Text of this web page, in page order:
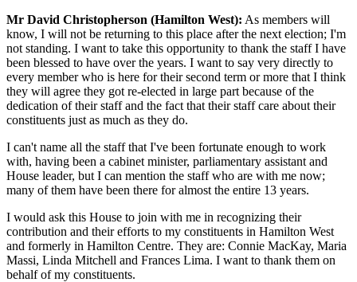
Mr David Christopherson (Hamilton West): As members will
know, I will not be returning to this place after the next election; I'm
not standing. I want to take this opportunity to thank the staff I have
been blessed to have over the years. I want to say very directly to
every member who is here for their second term or more that I think
they will agree they got re-elected in large part because of the
dedication of their staff and the fact that their staff care about their
constituents just as much as they do.
I can't name all the staff that I've been fortunate enough to work
with, having been a cabinet minister, parliamentary assistant and
House leader, but I can mention the staff who are with me now;
many of them have been there for almost the entire 13 years.
I would ask this House to join with me in recognizing their
contribution and their efforts to my constituents in Hamilton West
and formerly in Hamilton Centre. They are: Connie MacKay, Maria
Massi, Linda Mitchell and Frances Lima. I want to thank them on
behalf of my constituents.